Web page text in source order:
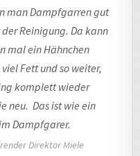
man Dampfgarren gut
Reinigung. Da kann
mal ein Hähnchen
Fett und so weiter,
komplett wieder
neu. Das ist wie ein
Dampfgarer.
Direktor Miele